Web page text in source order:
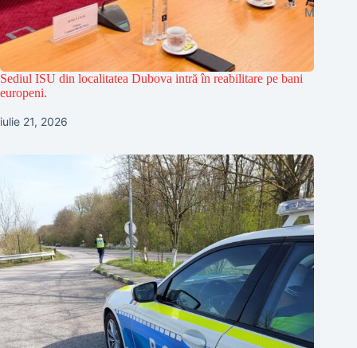
Sediul ISU din localitatea Dubova intră în reabilitare pe bani
europeni.
iulie 21, 2026